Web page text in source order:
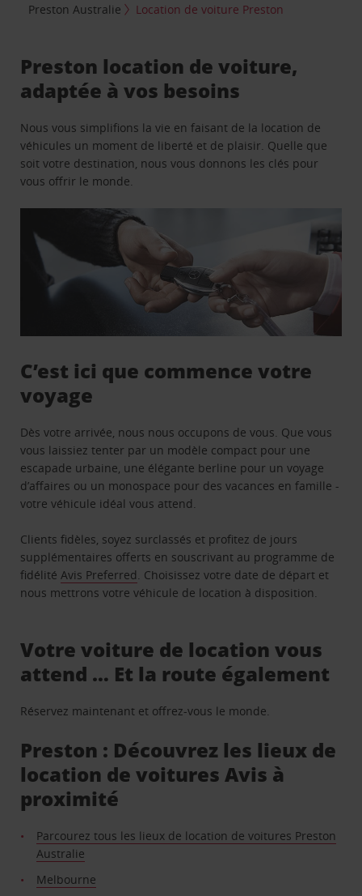
Preston Australie
Location de voiture Preston
Preston location de voiture,
adaptée à vos besoins
Nous vous simplifions la vie en faisant de la location de
véhicules un moment de liberté et de plaisir. Quelle que
soit votre destination, nous vous donnons les clés pour
vous offrir le monde.
C’est ici que commence votre
voyage
Dès votre arrivée, nous nous occupons de vous. Que vous
vous laissiez tenter par un modèle compact pour une
escapade urbaine, une élégante berline pour un voyage
d’affaires ou un monospace pour des vacances en famille -
votre véhicule idéal vous attend.
Clients fidèles, soyez surclassés et profitez de jours
supplémentaires offerts en souscrivant au programme de
fidélitéAvis Preferred. Choisissez votre date de départ et
nous mettrons votre véhicule de location à disposition.
Votre voiture de location vous
attend … Et la route également
Réservez maintenant et offrez-vous le monde.
Preston : Découvrez les lieux de
location de voitures Avis à
proximité
Parcourez tous les lieux de location de voitures Preston
Australie
Melbourne